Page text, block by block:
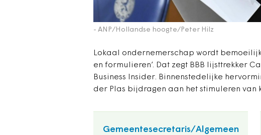
- ANP/Hollandse hoogte/Peter Hilz
Lokaal ondernemerschap wordt
en formulieren’. Dat zegt BBB lijsttrekker
Business Insider. Binnenstedelijke
der Plas bijdragen aan het stimuleren van
Gemeentesecretaris/Algemeen